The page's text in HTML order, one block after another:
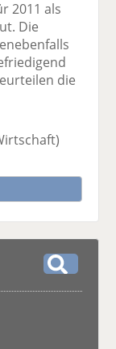
2011 als
Die
die